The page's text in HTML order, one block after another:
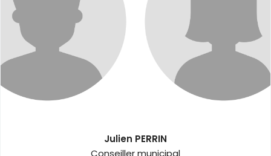
Julien PERRIN
Conseiller municipal